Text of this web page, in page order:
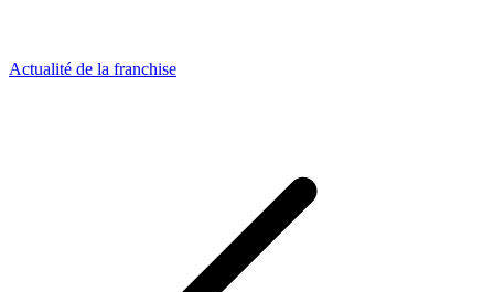
Actualité de la franchise